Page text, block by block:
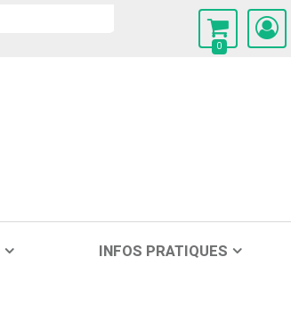
0
INFOS PRATIQUES